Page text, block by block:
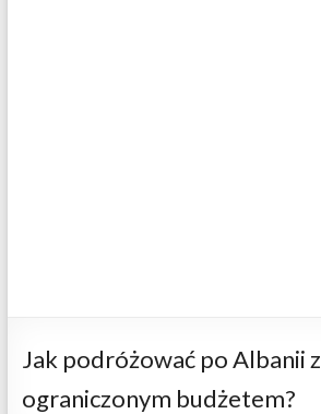
Jak podróżować po Albanii z
ograniczonym budżetem?